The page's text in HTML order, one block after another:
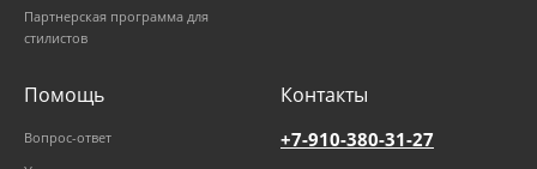
Партнерская программа для
стилистов
Помощь
Вопрос-ответ
Контакты
+7-910-380-31-27